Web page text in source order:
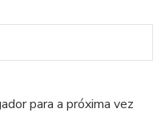
para a próxima vez